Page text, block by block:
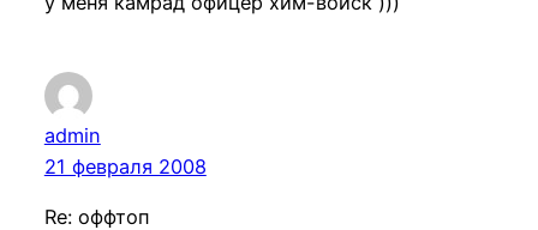
admin
21 февраля 2008
Re: оффтоп